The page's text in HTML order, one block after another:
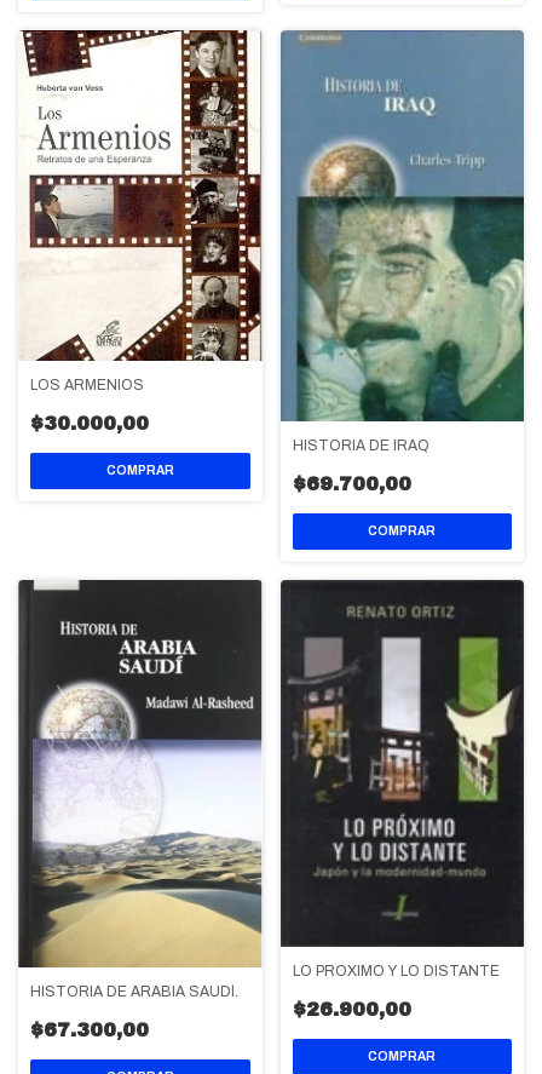
LOS ARMENIOS
$30.000,00
HISTORIA DE IRAQ
$69.700,00
HISTORIA DE ARABIA SAUDÍ.
$67.300,00
LO PROXIMO Y LO DISTANTE
$26.900,00